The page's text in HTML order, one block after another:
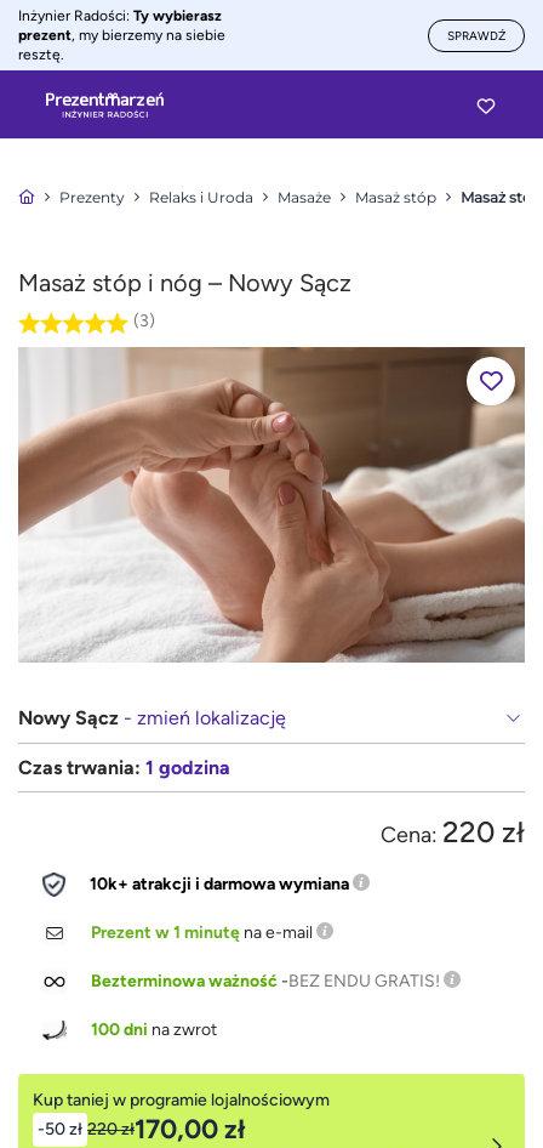
Inżynier Radości: Ty wybierasz
prezent, my bierzemy na siebie
resztę.
SPRAWDŹ
Prezenty Relaks i Uroda Masaże Masaż stóp Masaż
Masaż stóp i nóg – Nowy Sącz
(3)
Nowy Sącz - zmień lokalizację
Czas trwania: 1 godzina
Cena: 220 zł
10k+ atrakcji i darmowa wymiana
Prezent w 1 minutę na e-mail
Bezterminowa ważność-BEZ ENDU GRATIS!
100 dni na zwrot
Kup taniej w programie lojalnościowym
-50 zł 220 zł170,00 zł